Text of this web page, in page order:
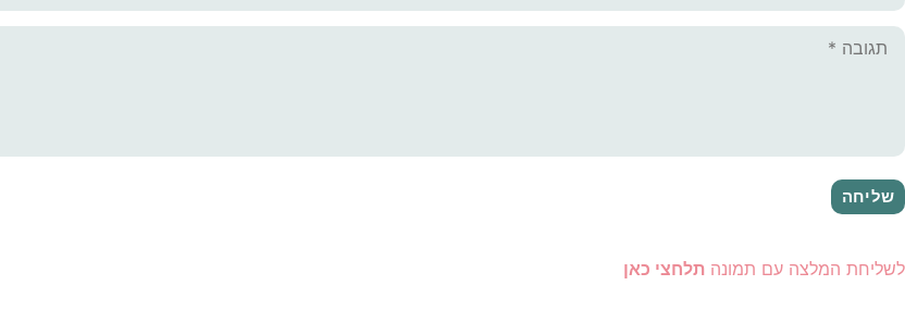
לשליחת המלצה עם תמונה תלחצי כאן